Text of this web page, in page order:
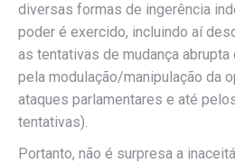
diversas formas de ingerência
poder é exercido, incluindo aí
as tentativas de mudança
pela modulação/manipulação da
ataques parlamentares e até
tentativas).
Portanto, não é surpresa a